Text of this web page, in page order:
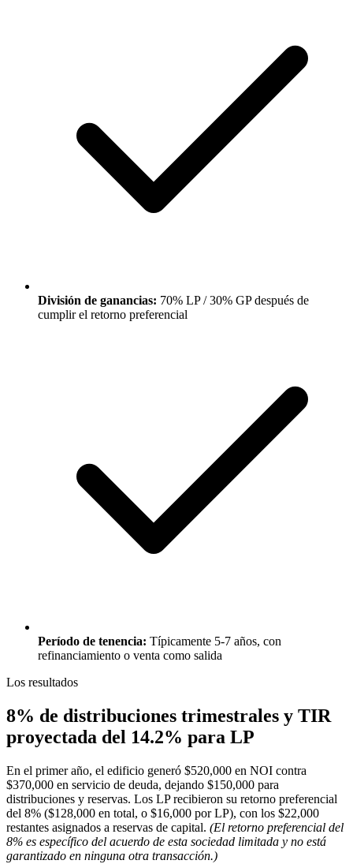
División de ganancias: 70% LP / 30% GP después de
cumplir el retorno preferencial
Período de tenencia: Típicamente 5-7 años, con
refinanciamiento o venta como salida
Los resultados
8% de distribuciones trimestrales y TIR
proyectada del 14.2% para LP
En el primer año, el edificio generó $520,000 en NOI contra
$370,000 en servicio de deuda, dejando $150,000 para
distribuciones y reservas. Los LP recibieron su retorno preferencial
del 8% ($128,000 en total, o $16,000 por LP), con los $22,000
restantes asignados a reservas de capital. (El retorno preferencial del
8% es específico del acuerdo de esta sociedad limitada y no está
garantizado en ninguna otra transacción.)